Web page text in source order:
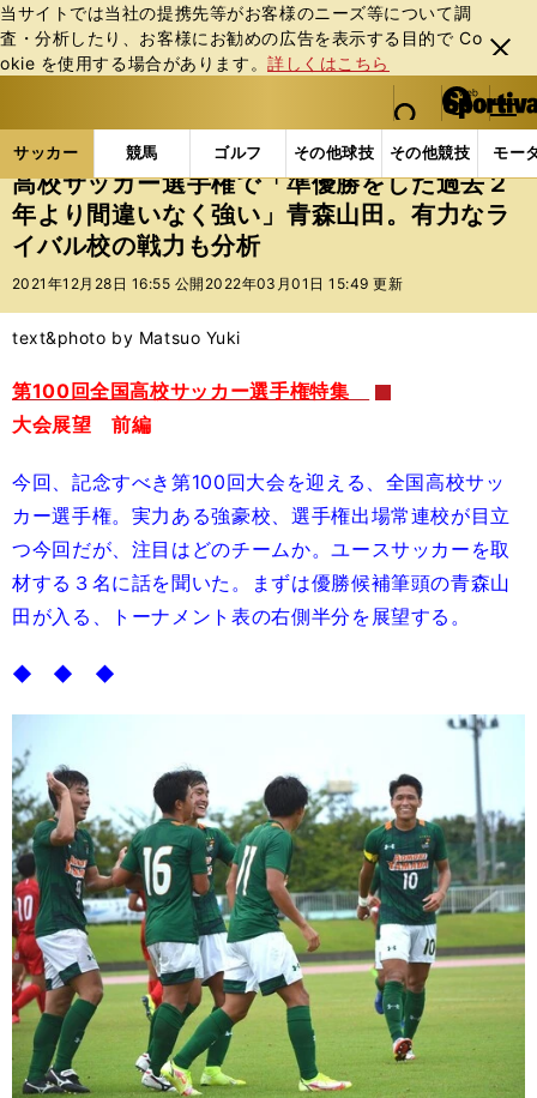
当サイトでは当社の提携先等がお客様のニーズ等について調
査・分析したり、お客様にお勧めの広告を表⽰する⽬的で Co
okie を使⽤する場合があります。詳しくはこちら
閉じ
る
web Sportiva (webスポルティーバ)
検索
マイペ
ー
ジ
メニュ
サッカー 競馬 ゴルフ その他球技 その他競技 モー
ス
ポ
ル
テ
ー
バ
サッカーの記事一覧 Jリーグ他 高校・ユース 高
高校サッカー選手権で「準優勝をした過去２
年より間違いなく強い」青森山田。有力なラ
イバル校の戦力も分析
2021年12月28日 16:55 公開 2022年03月01日 15:49 更新
text&photo by Matsuo Yuki
第100回全国高校サッカー選手権特集
大会展望 前編
今回、記念すべき第100回大会を迎える、全国高校サッ
カー選手権。実力ある強豪校、選手権出場常連校が目立
つ今回だが、注目はどのチームか。ユースサッカーを取
材する３名に話を聞いた。まずは優勝候補筆頭の青森山
田が入る、トーナメント表の右側半分を展望する。
◆ ◆ ◆